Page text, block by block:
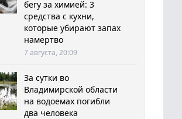
бегу за химией: 3
средства с кухни,
которые убирают запах
намертво
7 августа, 20:09
За сутки во
Владимирской области
на водоемах погибли
два человека